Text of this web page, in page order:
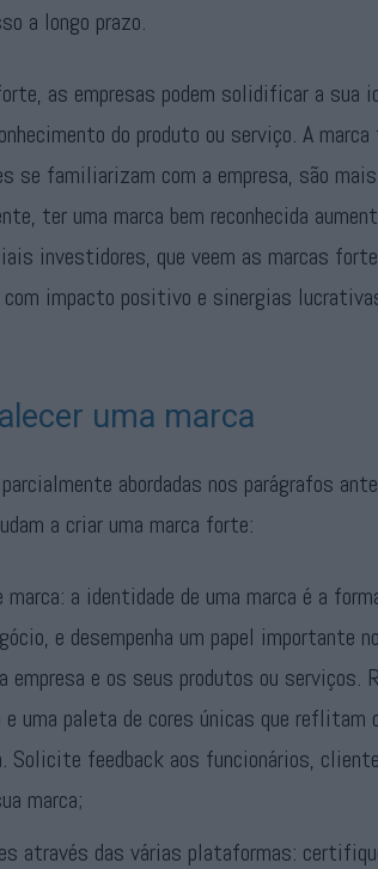
a longo prazo.
as empresas podem solidificar a sua
do produto ou serviço. A marca
familiarizam com a empresa, são mais
ter uma marca bem reconhecida
investidores, que veem as marcas
impacto positivo e sinergias
uma marca
abordadas nos parágrafos
a criar uma marca forte:
a identidade de uma marca é a
e desempenha um papel importante
empresa e os seus produtos ou serviços.
uma paleta de cores únicas que reflitam
Solicite feedback aos funcionários,
marca;
através das várias plataformas: